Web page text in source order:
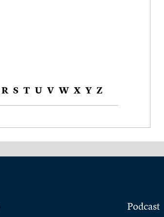
R S T U V W X Y Z
Podcast